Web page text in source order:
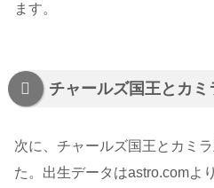
ます。
チャールズ国王とカミ
次に、チャールズ国王とカミ
た。出生データはastro.comより